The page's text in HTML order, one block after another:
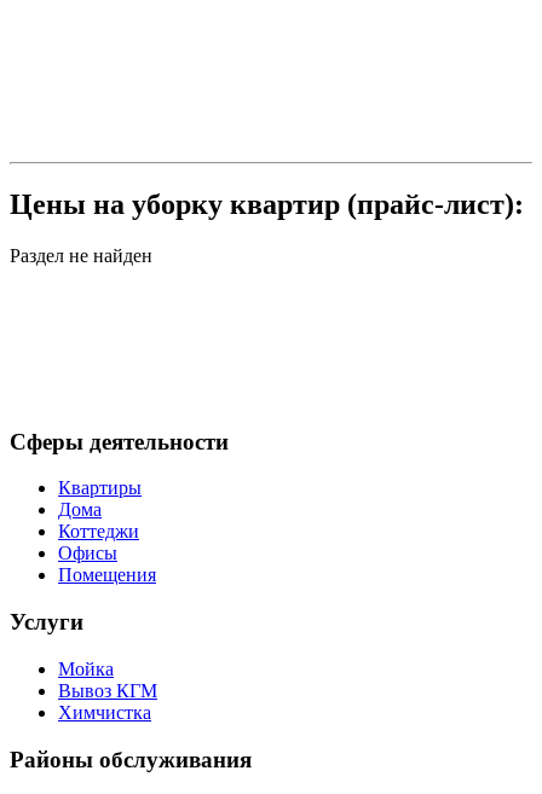
Цены на уборку квартир (прайс-лист):
Раздел не найден
Сферы деятельности
Квартиры
Дома
Коттеджи
Офисы
Помещения
Услуги
Мойка
Вывоз КГМ
Химчистка
Районы обслуживания